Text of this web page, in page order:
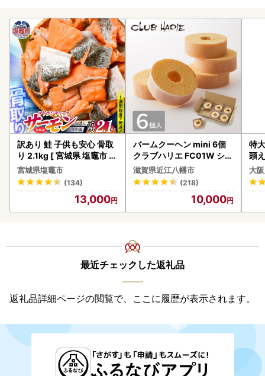
訳あり 鮭 子供も安心 骨取
り 2.1kg [ 宮城県 塩竈市 ]
鮭
宮城県塩竈市
(134)
13,000
バームクーヘン mini 6個
クラブハリエ FC01W シェ
アボックス バウムクーヘ
ン
滋賀県近江八幡市
(218)
10,000
特
頭
大
最近チェックした返礼品
返礼品詳細ページの閲覧で、ここに履歴が表示されます。